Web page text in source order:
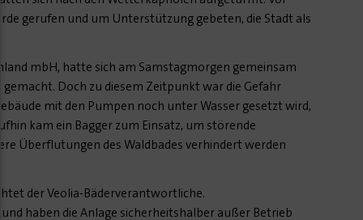
gerufen und um Unterstützung gebeten, die Stadt als
mbH, hatte sich am Samstagmorgen gemeinsam
Doch zu diesem Zeitpunkt war die Gefahr
mit den Pumpen noch unter Wasser gesetzt wird,
kam ein Bagger zum Einsatz, um störende
Überflutungen des Waldbades verhindert werden
der Veolia-Bäderverantwortliche.
haben die Anlage sicherheitshalber außer Betrieb